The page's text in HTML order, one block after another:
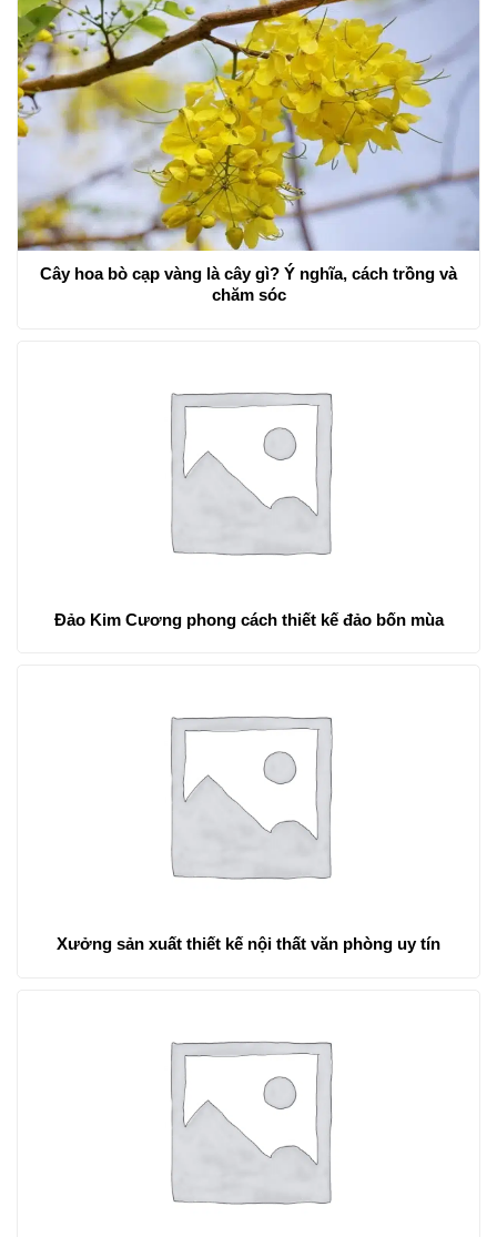
Cây hoa bò cạp vàng là cây gì? Ý nghĩa, cách trồng và
chăm sóc
Đảo Kim Cương phong cách thiết kế đảo bốn mùa
Xưởng sản xuất thiết kế nội thất văn phòng uy tín